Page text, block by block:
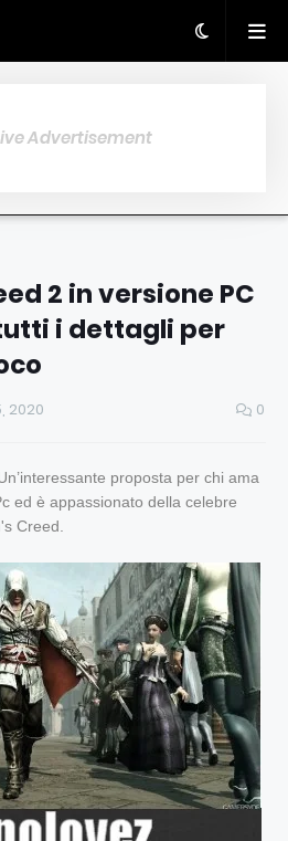
Advertisement
2 in versione PC
i dettagli per
2020 0
proposta per chi ama
ed è appassionato della celebre
Creed.